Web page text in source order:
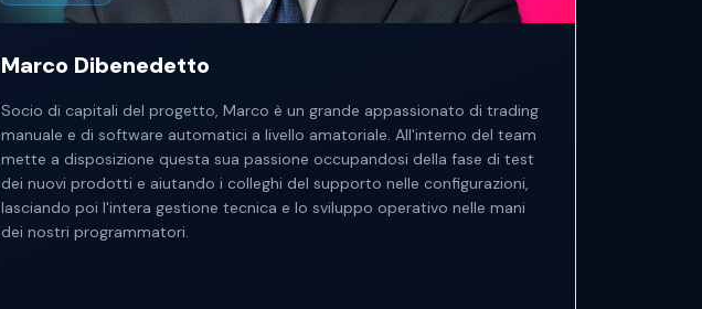
Marco Dibenedetto
Socio di capitali del progetto, Marco è un grande appassionato di trading
manuale e di software automatici a livello amatoriale. All'interno del team
mette a disposizione questa sua passione occupandosi della fase di test
dei nuovi prodotti e aiutando i colleghi del supporto nelle configurazioni,
lasciando poi l'intera gestione tecnica e lo sviluppo operativo nelle mani
dei nostri programmatori.